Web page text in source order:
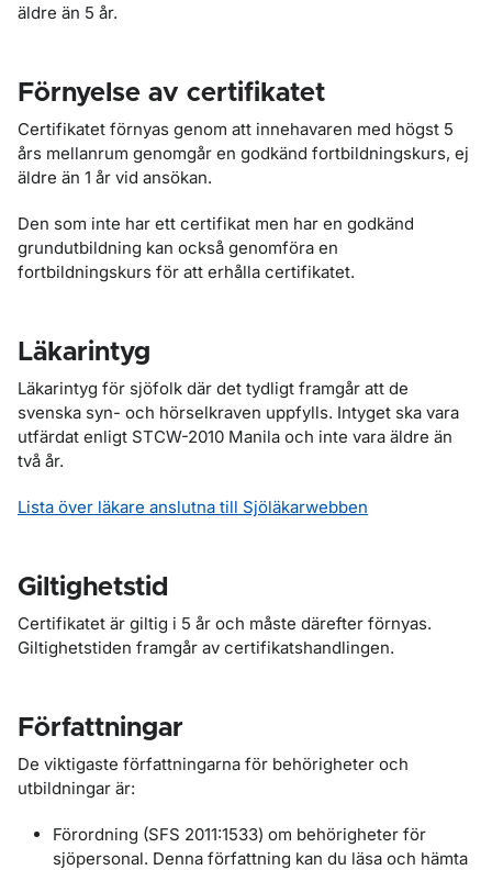
äldre än 5 år.
Förnyelse av certifikatet
Certifikatet förnyas genom att innehavaren med högst 5
års mellanrum genomgår en godkänd fortbildningskurs, ej
äldre än 1 år vid ansökan.
Den som inte har ett certifikat men har en godkänd
grundutbildning kan också genomföra en
fortbildningskurs för att erhålla certifikatet.
Läkarintyg
Läkarintyg för sjöfolk där det tydligt framgår att de
svenska syn- och hörselkraven uppfylls. Intyget ska vara
utfärdat enligt STCW-2010 Manila och inte vara äldre än
två år.
Lista över läkare anslutna till Sjöläkarwebben
Giltighetstid
Certifikatet är giltig i 5 år och måste därefter förnyas.
Giltighetstiden framgår av certifikatshandlingen.
Författningar
De viktigaste författningarna för behörigheter och
utbildningar är:
Förordning (SFS 2011:1533) om behörigheter för
sjöpersonal. Denna författning kan du läsa och hämta